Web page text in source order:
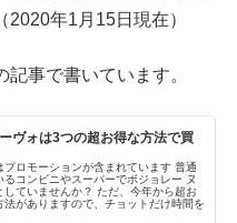
年1月15日現在）
事で書いています。
ヴォは3つの超お得な方法で買
プロモーションが含まれています 普通
るコンビニやスーパーでボジョレー ヌ
していませんか？ ただ、今年から超お
法がありますので、チョットだけ時間を